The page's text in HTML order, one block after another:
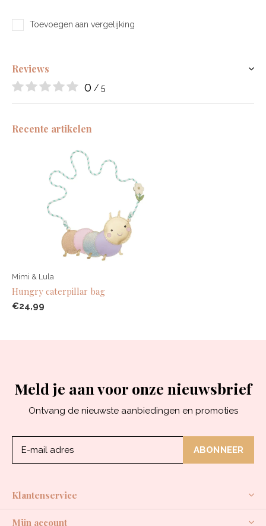
Toevoegen aan vergelijking
Reviews
0 / 5
Recente artikelen
Mimi & Lula
Hungry caterpillar bag
€24,99
Meld je aan voor onze nieuwsbrief
Ontvang de nieuwste aanbiedingen en promoties
ABONNEER
Klantenservice
Mijn account